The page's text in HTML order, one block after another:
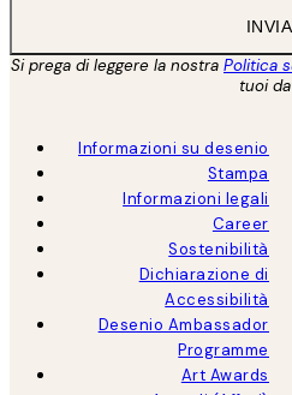
INVIA
Si prega di leggere la nostra Politica
tuoi
Informazioni su desenio
Stampa
Informazioni legali
Career
Sostenibilità
Dichiarazione di
Accessibilità
Desenio Ambassador
Programme
Art Awards